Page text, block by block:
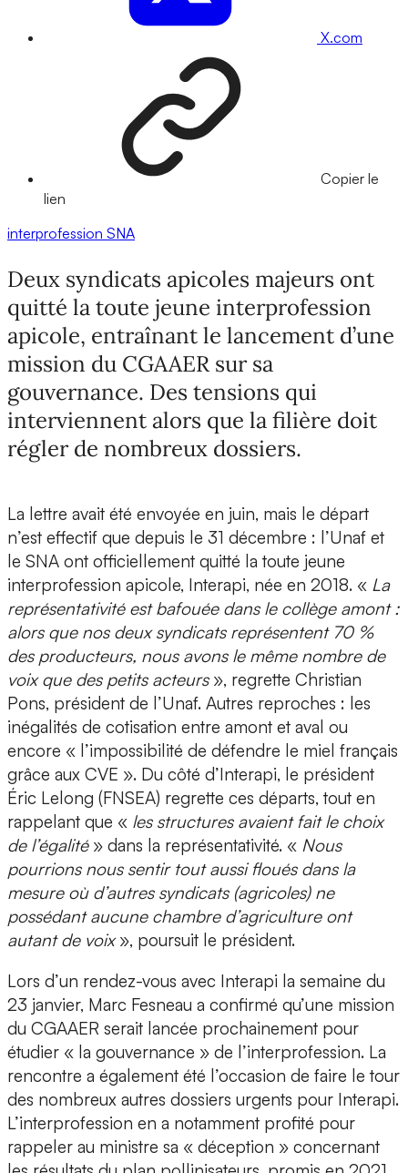
X.com
Copier le
lien
interprofession SNA
Deux syndicats apicoles majeurs ont
quitté la toute jeune interprofession
apicole, entraînant le lancement d’une
mission du CGAAER sur sa
gouvernance. Des tensions qui
interviennent alors que la filière doit
régler de nombreux dossiers.
La lettre avait été envoyée en juin, mais le départ
n’est effectif que depuis le 31 décembre : l’Unaf et
le SNA ont officiellement quitté la toute jeune
interprofession apicole, Interapi, née en 2018. « La
représentativité est bafouée dans le collège amont :
alors que nos deux syndicats représentent 70 %
des producteurs, nous avons le même nombre de
voix que des petits acteurs», regrette Christian
Pons, président de l’Unaf. Autres reproches : les
inégalités de cotisation entre amont et aval ou
encore « l’impossibilité de défendre le miel français
grâce aux CVE ». Du côté d’Interapi, le président
Éric Lelong (FNSEA) regrette ces départs, tout en
rappelant que « les structures avaient fait le choix
de l’égalité» dans la représentativité. « Nous
pourrions nous sentir tout aussi floués dans la
mesure où d’autres syndicats (agricoles) ne
possédant aucune chambre d’agriculture ont
autant de voix», poursuit le président.
Lors d’un rendez-vous avec Interapi la semaine du
23 janvier, Marc Fesneau a confirmé qu’une mission
du CGAAER serait lancée prochainement pour
étudier « la gouvernance » de l’interprofession. La
rencontre a également été l’occasion de faire le tour
des nombreux autres dossiers urgents pour Interapi.
L’interprofession en a notamment profité pour
rappeler au ministre sa « déception » concernant